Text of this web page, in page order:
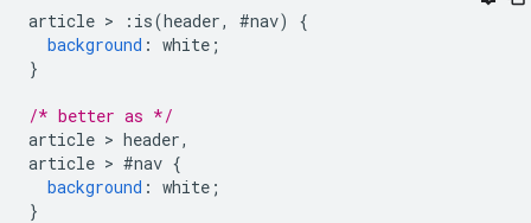
article > : is(header, #nav)
{
background : white ;
}
/* better as */
article > header,
article > #nav {
background : white ;
}